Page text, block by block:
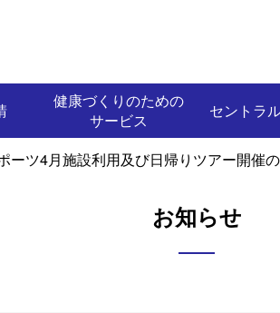
健康づくりのための
サービス
セントラ
ーツ4月施設利用及び日帰りツアー開催
お知らせ